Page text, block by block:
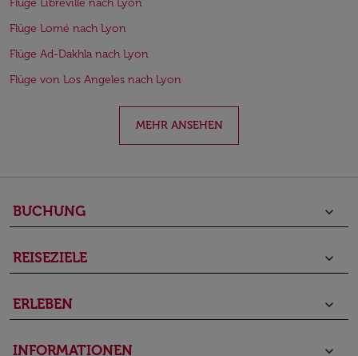
Flüge Libreville nach Lyon
Flüge Lomé nach Lyon
Flüge Ad-Dakhla nach Lyon
Flüge von Los Angeles nach Lyon
MEHR ANSEHEN
BUCHUNG keyboard_arrow_down
REISEZIELE keyboard_arrow_down
ERLEBEN keyboard_arrow_down
INFORMATIONEN keyboard_arrow_down